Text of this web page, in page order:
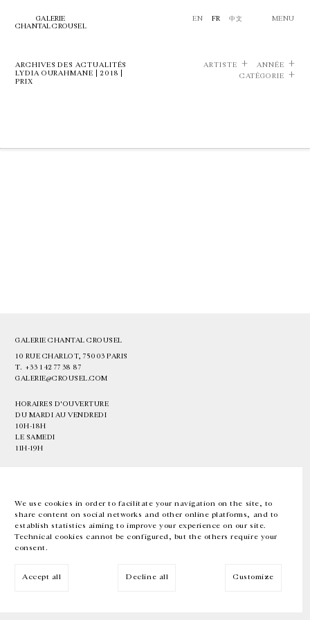
We use cookies in order to facilitate your navigation on the site, to
share content on social networks and other online platforms, and to
establish statistics aiming to improve your experience on our site.
Technical cookies cannot be configured, but the others require your
consent.
Accept all Decline all Customize
GALERIE
CHANTAL CROUSEL
EN FR 中文 MENU
ARCHIVES DES ACTUALITÉS
LYDIA OURAHMANE | 2018 |
PRIX
ARTISTE
ANNÉE
CATÉGORIE
GALERIE CHANTAL CROUSEL
10 RUE CHARLOT, 75003 PARIS
T. +33 1 42 77 38 87
GALERIE@CROUSEL.COM
HORAIRES D'OUVERTURE
DU MARDI AU VENDREDI
10H-18H
LE SAMEDI
11H-19H
EN FR 中文 Facebook Instagram
Inscrivez-vous à notre newsletter